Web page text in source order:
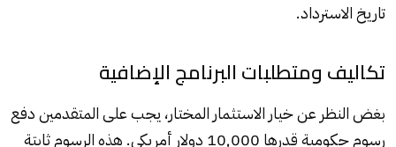
تاريخ الاسترداد.
تكاليف ومتطلبات البرنامج الإضافية
بغض النظر عن خيار الاستثمار المختار، يجب على المتقدمين دفع
رسوم حكومية قدرها 10,000 دولار أمريكي. هذه الرسوم ثابتة